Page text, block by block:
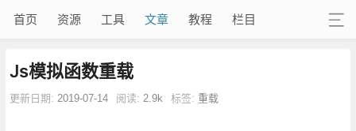
首页 资源 工具 文章 教程 栏目
Js模拟函数重载
更新日期: 2019-07-14 阅读: 2.9k 标签: 重载